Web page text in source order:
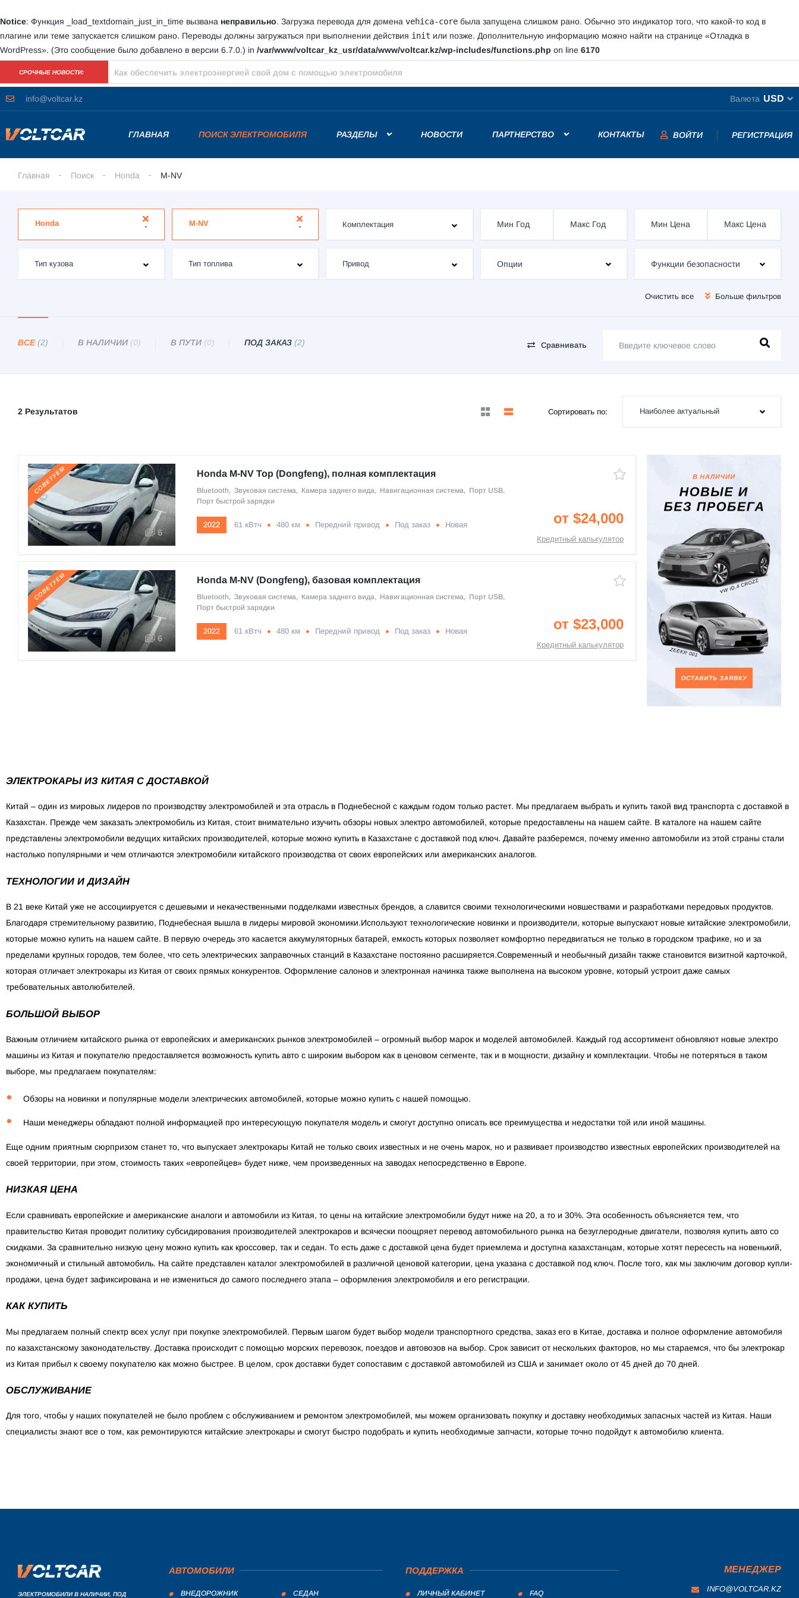
Notice: Функция _load_textdomain_just_in_time вызвана неправильно. Загрузка перевода для домена vehica-core была запущена слишком рано. Обычно это индикатор того, что какой-то код в
плагине или теме запускается слишком рано. Переводы должны загружаться при выполнении действия init или позже. Дополнительную информацию можно найти на странице «Отладка в
WordPress». (Это сообщение было добавлено в версии 6.7.0.) in /var/www/voltcar_kz_usr/data/www/voltcar.kz/wp-includes/functions.php on line 6170
СРОЧНЫЕ НОВОСТИ: В 2023 году количество регистраций электромобилей в Европе превысит два миллиона единиц, установив новый рекорд
info@voltcar.kz Валюта USD
ГЛАВНАЯ ПОИСК ЭЛЕКТРОМОБИЛЯ РАЗДЕЛЫ НОВОСТИ ПАРТНЕРСТВО КОНТАКТЫ ВОЙТИ РЕГИСТРАЦИЯ
Главная Поиск Honda M-NV
Honda M-NV
Опции Функции безопасности
Очистить все Больше фильтров
ВСЕ(2) В НАЛИЧИИ (0) В ПУТИ (0) ПОД ЗАКАЗ (2) Сравнивать
2 Результатов Сортировать по: Наиболее актуальный
СОВЕТУЕМ
6
Honda M-NV Top (Dongfeng), полная комплектация
Bluetooth, Звуковая система, Камера заднего вида, Навигационная система, Порт USB,
Порт быстрой зарядки
2022 61 кВтч 480 км Передний привод Под заказ Новая от $24,000
Кредитный калькулятор
СОВЕТУЕМ
6
Honda M-NV (Dongfeng), базовая комплектация
Bluetooth, Звуковая система, Камера заднего вида, Навигационная система, Порт USB,
Порт быстрой зарядки
2022 61 кВтч 480 км Передний привод Под заказ Новая от $23,000
Кредитный калькулятор
ЭЛЕКТРОКАРЫ ИЗ КИТАЯ С ДОСТАВКОЙ
Китай – один из мировых лидеров по производству электромобилей и эта отрасль в Поднебесной с каждым годом только растет. Мы предлагаем выбрать и купить такой вид транспорта с доставкой в
Казахстан. Прежде чем заказать электромобиль из Китая, стоит внимательно изучить обзоры новых электро автомобилей, которые предоставлены на нашем сайте. В каталоге на нашем сайте
представлены электромобили ведущих китайских производителей, которые можно купить в Казахстане с доставкой под ключ. Давайте разберемся, почему именно автомобили из этой страны стали
настолько популярными и чем отличаются электромобили китайского производства от своих европейских или американских аналогов.
ТЕХНОЛОГИИ И ДИЗАЙН
В 21 веке Китай уже не ассоциируется с дешевыми и некачественными подделками известных брендов, а славится своими технологическими новшествами и разработками передовых продуктов.
Благодаря стремительному развитию, Поднебесная вышла в лидеры мировой экономики.Используют технологические новинки и производители, которые выпускают новые китайские электромобили,
которые можно купить на нашем сайте. В первую очередь это касается аккумуляторных батарей, емкость которых позволяет комфортно передвигаться не только в городском трафике, но и за
пределами крупных городов, тем более, что сеть электрических заправочных станций в Казахстане постоянно расширяется.Современный и необычный дизайн также становится визитной карточкой,
которая отличает электрокары из Китая от своих прямых конкурентов. Оформление салонов и электронная начинка также выполнена на высоком уровне, который устроит даже самых
требовательных автолюбителей.
БОЛЬШОЙ ВЫБОР
Важным отличием китайского рынка от европейских и американских рынков электромобилей – огромный выбор марок и моделей автомобилей. Каждый год ассортимент обновляют новые электро
машины из Китая и покупателю предоставляется возможность купить авто с широким выбором как в ценовом сегменте, так и в мощности, дизайну и комплектации. Чтобы не потеряться в таком
выборе, мы предлагаем покупателям:
Обзоры на новинки и популярные модели электрических автомобилей, которые можно купить с нашей помощью.
Наши менеджеры обладают полной информацией про интересующую покупателя модель и смогут доступно описать все преимущества и недостатки той или иной машины.
Еще одним приятным сюрпризом станет то, что выпускает электрокары Китай не только своих известных и не очень марок, но и развивает производство известных европейских производителей на
своей территории, при этом, стоимость таких «европейцев» будет ниже, чем произведенных на заводах непосредственно в Европе.
НИЗКАЯ ЦЕНА
Если сравнивать европейские и американские аналоги и автомобили из Китая, то цены на китайские электромобили будут ниже на 20, а то и 30%. Эта особенность объясняется тем, что
правительство Китая проводит политику субсидирования производителей электрокаров и всячески поощряет перевод автомобильного рынка на безуглеродные двигатели, позволяя купить авто со
скидками. За сравнительно низкую цену можно купить как кроссовер, так и седан. То есть даже с доставкой цена будет приемлема и доступна казахстанцам, которые хотят пересесть на новенький,
экономичный и стильный автомобиль. На сайте представлен каталог электромобилей в различной ценовой категории, цена указана с доставкой под ключ. После того, как мы заключим договор купли-
продажи, цена будет зафиксирована и не измениться до самого последнего этапа – оформления электромобиля и его регистрации.
КАК КУПИТЬ
Мы предлагаем полный спектр всех услуг при покупке электромобилей. Первым шагом будет выбор модели транспортного средства, заказ его в Китае, доставка и полное оформление автомобиля
по казахстанскому законодательству. Доставка происходит с помощью морских перевозок, поездов и автовозов на выбор. Срок зависит от нескольких факторов, но мы стараемся, что бы электрокар
из Китая прибыл к своему покупателю как можно быстрее. В целом, срок доставки будет сопоставим с доставкой автомобилей из США и занимает около от 45 дней до 70 дней.
ОБСЛУЖИВАНИЕ
Для того, чтобы у наших покупателей не было проблем с обслуживанием и ремонтом электромобилей, мы можем организовать покупку и доставку необходимых запасных частей из Китая. Наши
специалисты знают все о том, как ремонтируются китайские электрокары и смогут быстро подобрать и купить необходимые запчасти, которые точно подойдут к автомобилю клиента.
ЭЛЕКТРОМОБИЛИ В НАЛИЧИИ, ПОД
АВТОМОБИЛИ
ВНЕДОРОЖНИК СЕДАН
ПОДДЕРЖКА
ЛИЧНЫЙ КАБИНЕТ FAQ
МЕНЕДЖЕР
INFO@VOLTCAR.KZ